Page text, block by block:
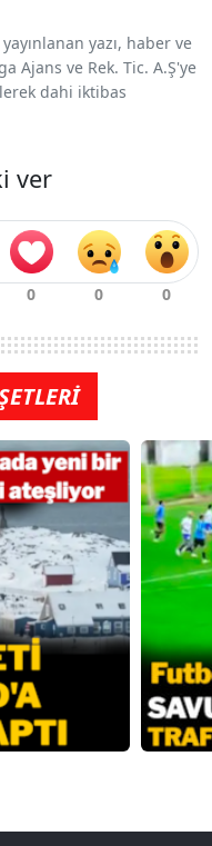
yazı, haber ve
Ajans ve Rek. Tic. A.Ş'ye
dahi iktibas
ver